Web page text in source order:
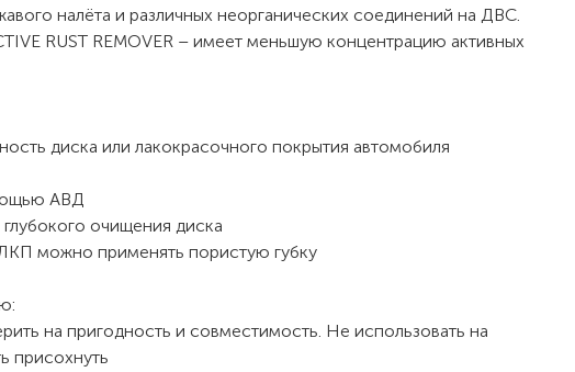
налёта и различных неорганических соединений на ДВС.
RUST REMOVER – имеет меньшую концентрацию активных
диска или лакокрасочного покрытия автомобиля
АВД
очищения диска
можно применять пористую губку
на пригодность и совместимость. Не использовать на
присохнуть